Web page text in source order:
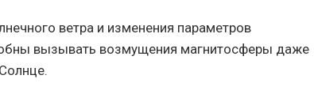
ветра и изменения параметров
вызывать возмущения магнитосферы даже